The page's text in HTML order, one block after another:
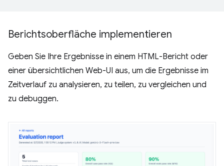
Berichtsoberfläche implementieren
Geben Sie Ihre Ergebnisse in einem HTML-Bericht oder
einer übersichtlichen Web-UI aus, um die Ergebnisse im
Zeitverlauf zu analysieren, zu teilen, zu vergleichen und
zu debuggen.